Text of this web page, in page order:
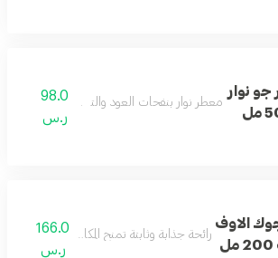
نوار
مل
معطر نوار بنفحات العود والتوباكو لأجواء راقية.
98.0
ر.س
الاوف
رائحة جذابة وثابتة تمنح المكان لمسة من الرقي
166.0
ر.س